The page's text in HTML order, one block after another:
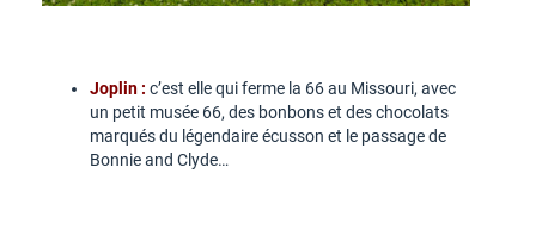
Joplin : c’est elle qui ferme la 66 au Missouri, avec
un petit musée 66, des bonbons et des chocolats
marqués du légendaire écusson et le passage de
Bonnie and Clyde…